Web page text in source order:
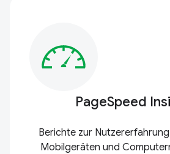
PageSpeed
Berichte zur
Mobilgeräten und